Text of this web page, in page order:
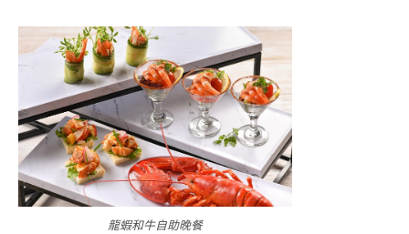
龍蝦和牛自助晚餐